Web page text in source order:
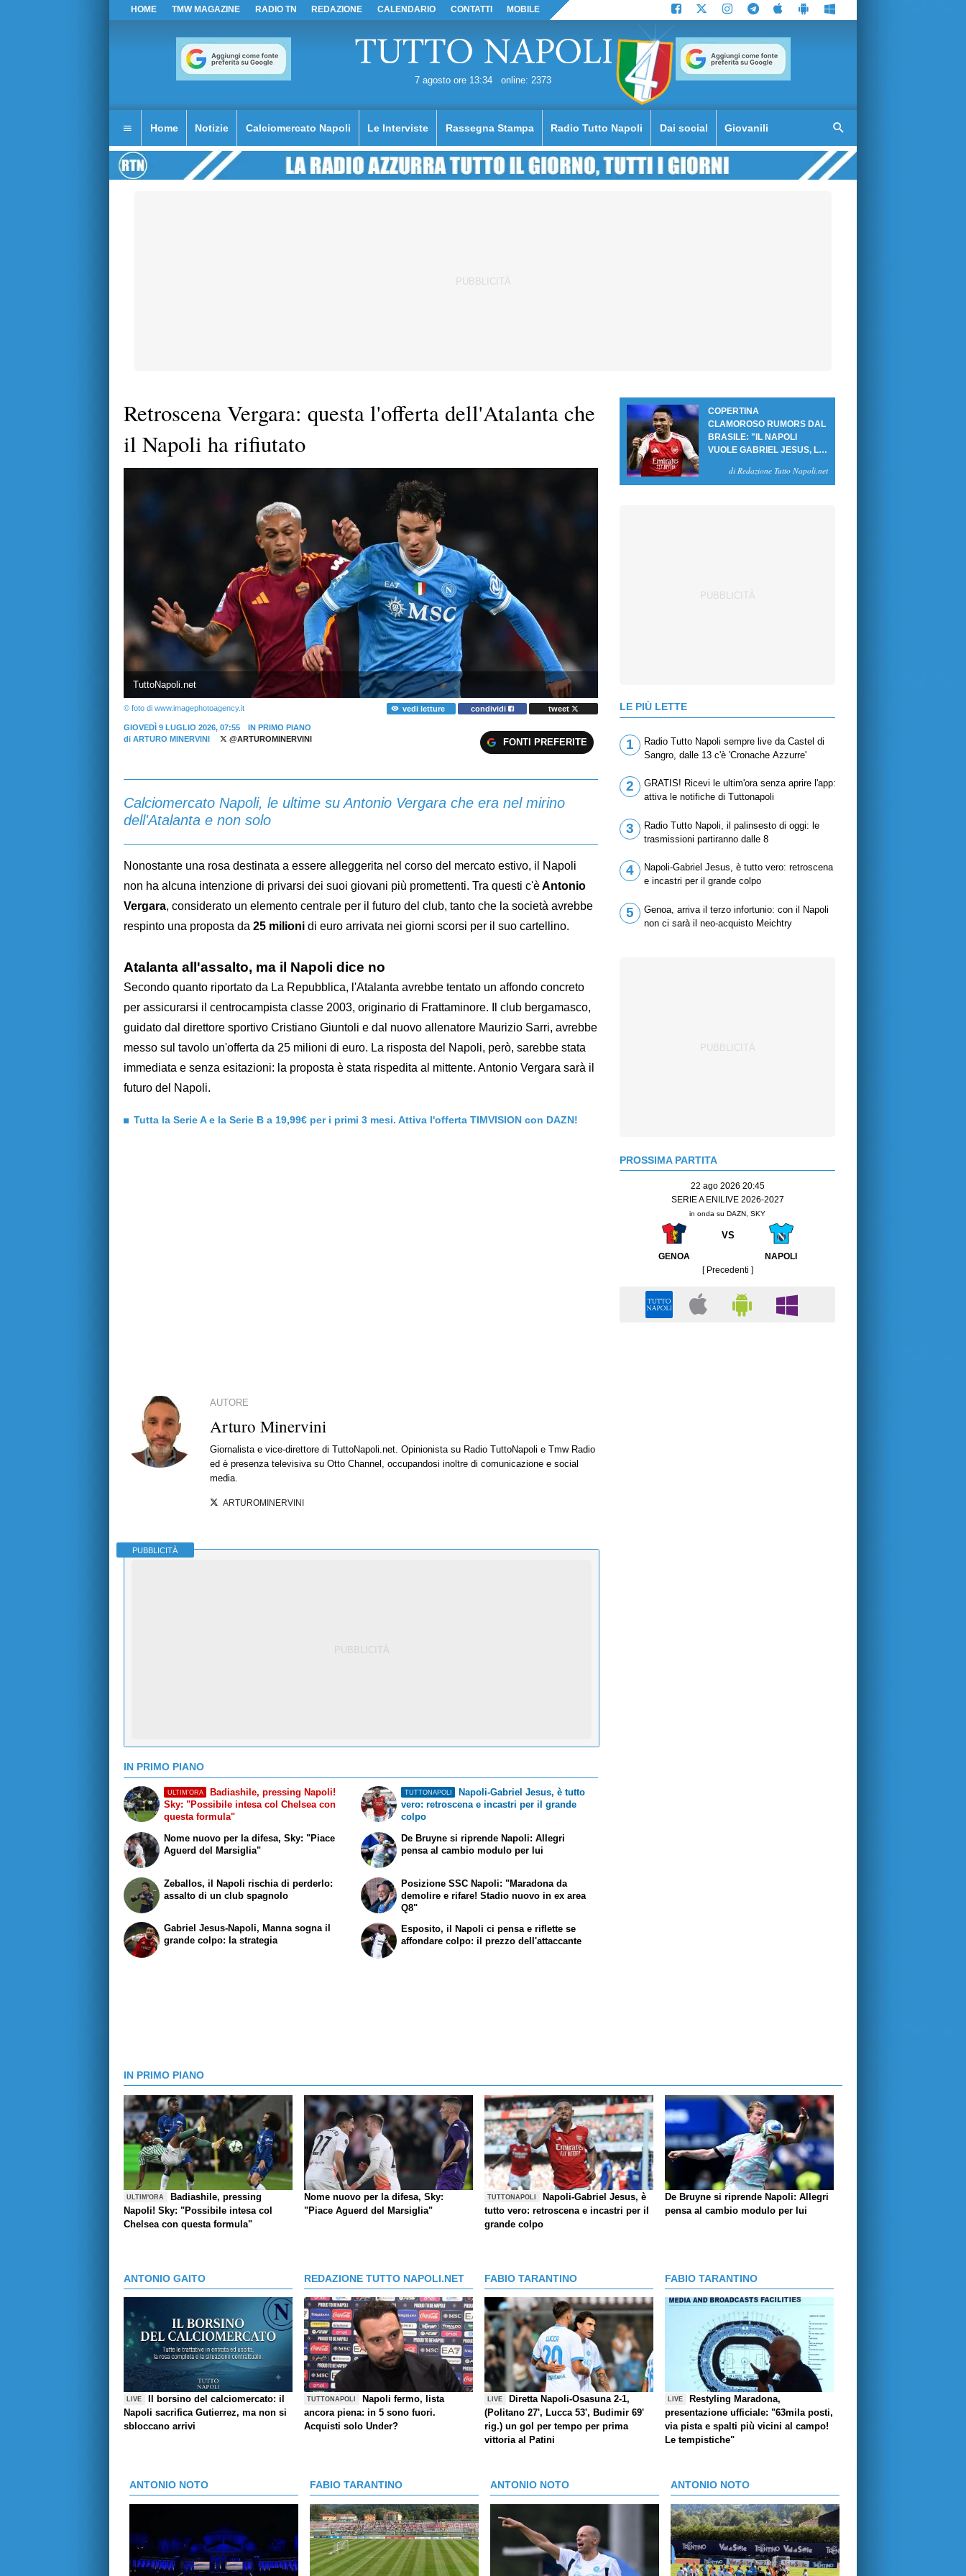
HOME TMW MAGAZINE RADIO TN REDAZIONE CALENDARIO CONTATTI MOBILE
7 agosto ore 13:34 online: 2373
Home Notizie Calciomercato Napoli Le Interviste Rassegna Stampa Radio Tutto Napoli Dai social Giovanili
Retroscena Vergara: questa l'offerta dell'Atalanta che
il Napoli ha rifiutato
TuttoNapoli.net
© foto di www.imagephotoagency.it vedi letture condividi tweet
GIOVEDÌ 9 LUGLIO 2026, 07:55
IN PRIMO PIANO
di ARTURO MINERVINI @ARTUROMINERVINI FONTI PREFERITE
Calciomercato Napoli, le ultime su Antonio Vergara che era nel mirino
dell'Atalanta e non solo
Nonostante una rosa destinata a essere alleggerita nel corso del mercato estivo, il Napoli
non ha alcuna intenzione di privarsi dei suoi giovani più promettenti. Tra questi c'èAntonio
Vergara, considerato un elemento centrale per il futuro del club, tanto che la società avrebbe
respinto una proposta da 25 milioni di euro arrivata nei giorni scorsi per il suo cartellino.
Atalanta all'assalto, ma il Napoli dice no
Secondo quanto riportato da La Repubblica, l'Atalanta avrebbe tentato un affondo concreto
per assicurarsi il centrocampista classe 2003, originario di Frattaminore. Il club bergamasco,
guidato dal direttore sportivo Cristiano Giuntoli e dal nuovo allenatore Maurizio Sarri, avrebbe
messo sul tavolo un'offerta da 25 milioni di euro. La risposta del Napoli, però, sarebbe stata
immediata e senza esitazioni: la proposta è stata rispedita al mittente. Antonio Vergara sarà il
futuro del Napoli.
Tutta la Serie A e la Serie B a 19,99€ per i primi 3 mesi. Attiva l'offerta TIMVISION con DAZN!
AUTORE
Arturo Minervini
Giornalista e vice-direttore di TuttoNapoli.net. Opinionista su Radio TuttoNapoli e Tmw Radio
ed è presenza televisiva su Otto Channel, occupandosi inoltre di comunicazione e social
media.
ARTUROMINERVINI
PUBBLICITÀ
IN PRIMO PIANO
ULTIM'ORA
Badiashile, pressing Napoli!
Sky: "Possibile intesa col Chelsea con
questa formula"
Nome nuovo per la difesa, Sky: "Piace
Aguerd del Marsiglia"
TUTTONAPOLI
Napoli-Gabriel Jesus, è tutto
vero: retroscena e incastri per il grande
colpo
De Bruyne si riprende Napoli: Allegri
pensa al cambio modulo per lui
Zeballos, il Napoli rischia di perderlo:
assalto di un club spagnolo
Gabriel Jesus-Napoli, Manna sogna il
grande colpo: la strategia
Posizione SSC Napoli: "Maradona da
demolire e rifare! Stadio nuovo in ex area
Q8"
Esposito, il Napoli ci pensa e riflette se
affondare colpo: il prezzo dell'attaccante
COPERTINA
CLAMOROSO RUMORS DAL
BRASILE: "IL NAPOLI
VUOLE GABRIEL JESUS, LE
di Redazione Tutto Napoli.net
LE PIÙ LETTE
1
Radio Tutto Napoli sempre live da Castel di
Sangro, dalle 13 c'è 'Cronache Azzurre'
2
GRATIS! Ricevi le ultim'ora senza aprire l'app:
attiva le notifiche di Tuttonapoli
3
Radio Tutto Napoli, il palinsesto di oggi: le
trasmissioni partiranno dalle 8
4
Napoli-Gabriel Jesus, è tutto vero: retroscena
e incastri per il grande colpo
5
Genoa, arriva il terzo infortunio: con il Napoli
non ci sarà il neo-acquisto Meichtry
PROSSIMA PARTITA
22 ago 2026 20:45
SERIE A ENILIVE 2026-2027
in onda su DAZN, SKY
VS
GENOA
NAPOLI
[ Precedenti ]
IN PRIMO PIANO
ULTIM'ORA
Badiashile, pressing
Napoli! Sky: "Possibile intesa col
Chelsea con questa formula"
Nome nuovo per la difesa, Sky:
"Piace Aguerd del Marsiglia"
TUTTONAPOLI
Napoli-Gabriel Jesus, è
tutto vero: retroscena e incastri per il
grande colpo
De Bruyne si riprende Napoli: Allegri
pensa al cambio modulo per lui
ANTONIO GAITO
LIVE
Il borsino del calciomercato: il
Napoli sacrifica Gutierrez, ma non si
sbloccano arrivi
REDAZIONE TUTTO NAPOLI.NET
TUTTONAPOLI
Napoli fermo, lista
ancora piena: in 5 sono fuori.
Acquisti solo Under?
FABIO TARANTINO
LIVE
Diretta Napoli-Osasuna 2-1,
(Politano 27', Lucca 53', Budimir 69'
rig.) un gol per tempo per prima
vittoria al Patini
FABIO TARANTINO
LIVE
Restyling Maradona,
presentazione ufficiale: "63mila posti,
via pista e spalti più vicini al campo!
Le tempistiche"
ANTONIO NOTO FABIO TARANTINO ANTONIO NOTO ANTONIO NOTO